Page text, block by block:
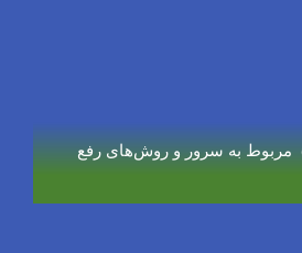
ارورهای سری ۵xx مربوط به سرور و روش‌های رفع